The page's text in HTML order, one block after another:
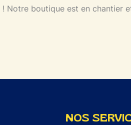
! Notre boutique est en chantier
NOS